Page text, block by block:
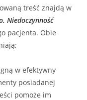
treść znajdą w
Niedoczynność
pacjenta. Obie
w efektywny
posiadanej
pomoże im